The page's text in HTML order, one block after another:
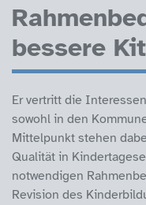
bessere
Er vertritt die
sowohl in den
Mittelpunkt stehen
Qualität in
notwendigen
Revision des